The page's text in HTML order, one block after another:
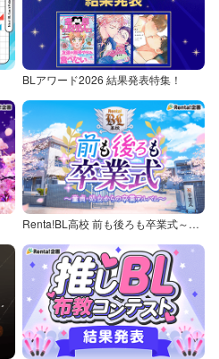
BLアワード2026 結果発表特集！
Renta!BL高校 前も後ろも卒業式～童貞・処女からの卒業アルバム～